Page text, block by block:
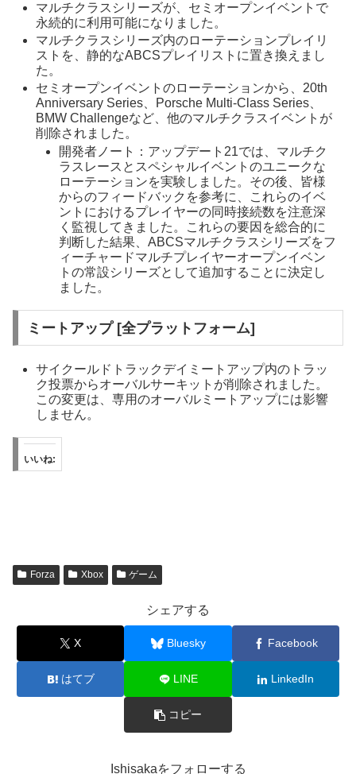
マルチクラスシリーズが、セミオープンイベントで
永続的に利用可能になりました。
マルチクラスシリーズ内のローテーションプレイリ
ストを、静的なABCSプレイリストに置き換えまし
た。
セミオープンイベントのローテーションから、20th
Anniversary Series、Porsche Multi-Class Series、
BMW Challengeなど、他のマルチクラスイベントが
削除されました。
開発者ノート：アップデート21では、マルチク
ラスレースとスペシャルイベントのユニークな
ローテーションを実験しました。その後、皆様
からのフィードバックを参考に、これらのイベ
ントにおけるプレイヤーの同時接続数を注意深
く監視してきました。これらの要因を総合的に
判断した結果、ABCSマルチクラスシリーズをフ
ィーチャードマルチプレイヤーオープンイベン
トの常設シリーズとして追加することに決定し
ました。
ミートアップ [全プラットフォーム]
サイクールドトラックデイミートアップ内のトラッ
ク投票からオーバルサーキットが削除されました。
この変更は、専用のオーバルミートアップには影響
しません。
いいね:
Forza Xbox ゲーム
シェアする
X Bluesky Facebook
はてブ LINE LinkedIn
コピー
Ishisakaをフォローする